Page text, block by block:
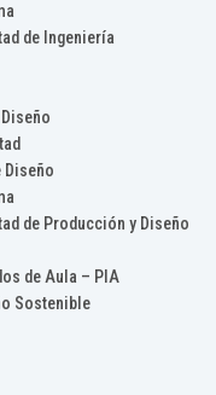
de Ingeniería
Diseño
de Producción y Diseño
de Aula – PIA
Sostenible